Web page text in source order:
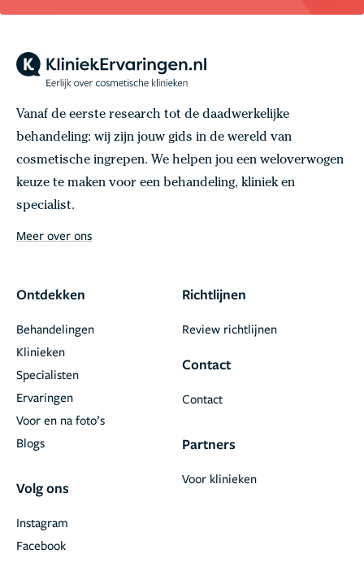
Vanaf de eerste research tot de daadwerkelijke
behandeling: wij zijn jouw gids in de wereld van
cosmetische ingrepen. We helpen jou een weloverwogen
keuze te maken voor een behandeling, kliniek en
specialist.
Meer over ons
Ontdekken
Behandelingen
Klinieken
Specialisten
Ervaringen
Voor en na foto’s
Blogs
Volg ons
Facebook
Instagram
Richtlijnen
Review richtlijnen
Contact
Contact
Partners
Voor klinieken